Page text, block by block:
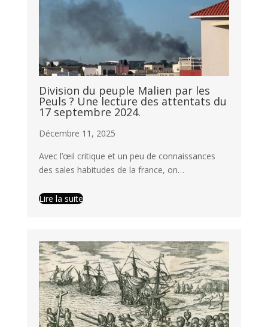
Division du peuple Malien par les
Peuls ? Une lecture des attentats du
17 septembre 2024.
Décembre 11, 2025
Avec l’œil critique et un peu de connaissances
des sales habitudes de la france, on…
Lire la suite